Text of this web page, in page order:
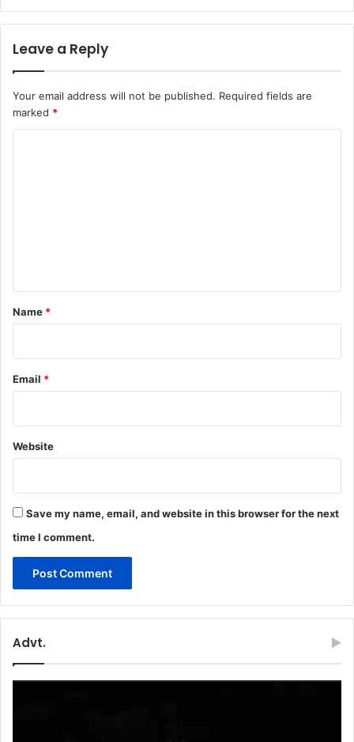
Leave a Reply
Your email address will not be published. Required fields are
marked *
*
Name *
Email *
Website
Save my name, email, and website in this browser for the next
time I comment.
Advt.